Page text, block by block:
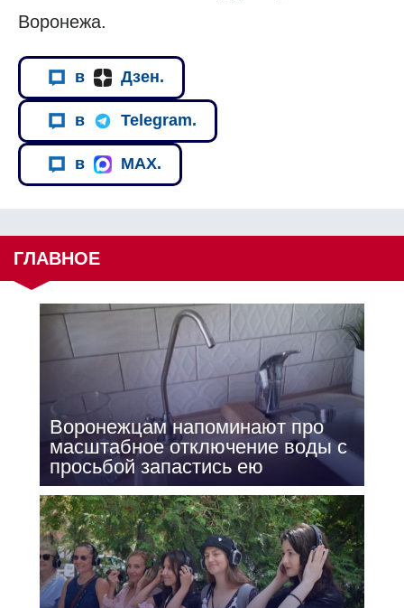
Воронежа.
в Дзен.
в Telegram.
в MAX.
ГЛАВНОЕ
Воронежцам напоминают про
масштабное отключение воды с
просьбой запастись ею